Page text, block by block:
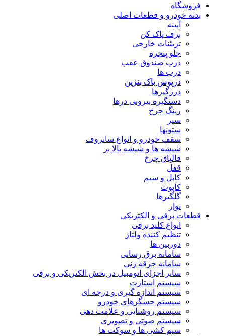
فروشگاه
بدنه خودرو و قطعات اصلی
آیینه
برف پاک کن
تزِیئنات خارجی
جلو پنجره
درب صندوق عقب
درب ها
درپوش باک بنزین
درزگیرها
دستگیره بیرونی درها
رینگ چرخ
سپر
ستونها
سقف خودرو و انواع سانروف
شیشه ها و شیشه بالا بر
قالپاق چرخ
قفل
کابل و سیم
کاپوت
گلگیرها
نوار
قطعات برقی و الکتریکی
انواع کلید برقی
تنظیم کننده ولتاژ
دوربین ها
سامانه برق رسانی
سامانه جرقه زنی
سایر اجزای اتومبیل در بخش الکتریکی و برقی
سیستم استارت
سیستم اندازه گیری و درجه ای
سیستم حسگرهای خودرو
سیستم روشنایی و علامت دهی
سیستم صوتی و تصویری
سیم کشی ها و سوکت ها